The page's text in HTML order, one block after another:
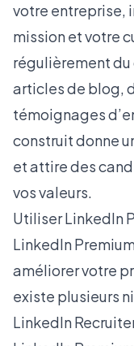
votre entreprise,
mission et votre
régulièrement
articles de blog,
témoignages
construit donne
et attire des
vos valeurs.
Utiliser LinkedIn
LinkedIn
améliorer votre
existe plusieurs
LinkedIn